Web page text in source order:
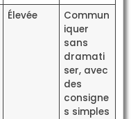
Élevée
Commun
iquer
sans
dramati
ser, avec
des
consigne
s simples